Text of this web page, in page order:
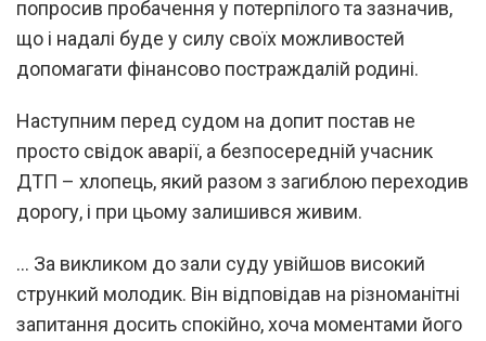
попросив пробачення у потерпілого та зазначив,
що і надалі буде у силу своїх можливостей
допомагати фінансово постраждалій родині.
Наступним перед судом на допит постав не
просто свідок аварії, а безпосередній учасник
ДТП – хлопець, який разом з загиблою переходив
дорогу, і при цьому залишився живим.
… За викликом до зали суду увійшов високий
стрункий молодик. Він відповідав на різноманітні
запитання досить спокійно, хоча моментами його